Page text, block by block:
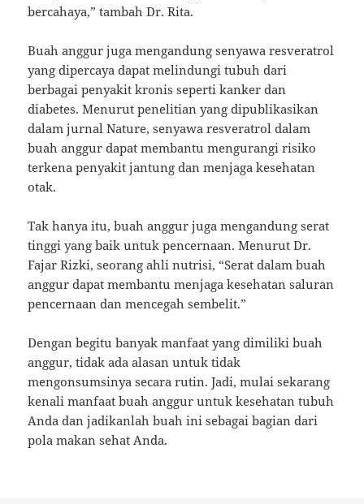
bercahaya,” tambah Dr. Rita.
Buah anggur juga mengandung senyawa resveratrol
yang dipercaya dapat melindungi tubuh dari
berbagai penyakit kronis seperti kanker dan
diabetes. Menurut penelitian yang dipublikasikan
dalam jurnal Nature, senyawa resveratrol dalam
buah anggur dapat membantu mengurangi risiko
terkena penyakit jantung dan menjaga kesehatan
otak.
Tak hanya itu, buah anggur juga mengandung serat
tinggi yang baik untuk pencernaan. Menurut Dr.
Fajar Rizki, seorang ahli nutrisi, “Serat dalam buah
anggur dapat membantu menjaga kesehatan saluran
pencernaan dan mencegah sembelit.”
Dengan begitu banyak manfaat yang dimiliki buah
anggur, tidak ada alasan untuk tidak
mengonsumsinya secara rutin. Jadi, mulai sekarang
kenali manfaat buah anggur untuk kesehatan tubuh
Anda dan jadikanlah buah ini sebagai bagian dari
pola makan sehat Anda.